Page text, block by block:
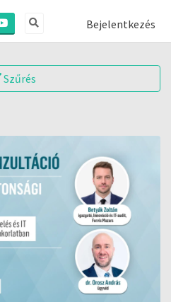
Bejelentkezés
Szűrés